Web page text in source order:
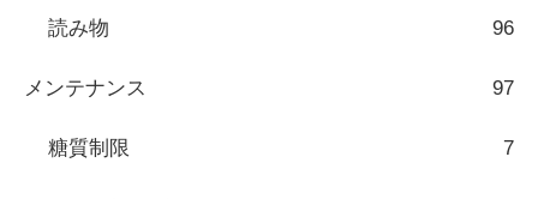
読み物 96
メンテナンス 97
糖質制限 7